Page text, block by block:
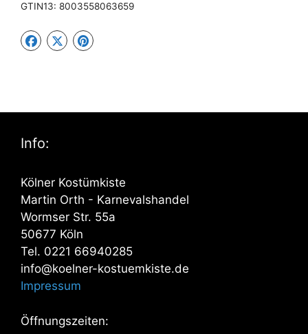
GTIN13: 8003558063659
Info:
Kölner Kostümkiste
Martin Orth - Karnevalshandel
Wormser Str. 55a
50677 Köln
Tel. 0221 66940285
info@koelner-kostuemkiste.de
Impressum
Öffnungszeiten: